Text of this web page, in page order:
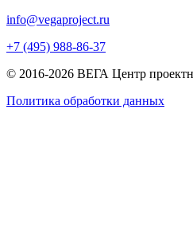
info@vegaproject.ru
+7 (495) 988-86-37
© 2016-2026 ВЕГА Центр
Политика обработки данных